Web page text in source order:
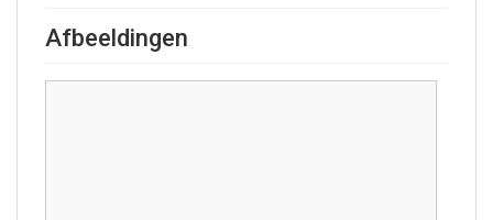
Afbeeldingen